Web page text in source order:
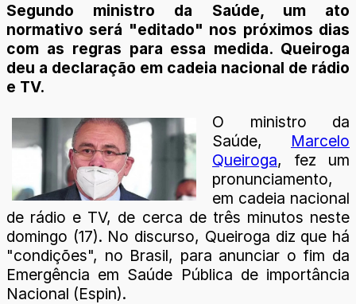
Segundo ministro da Saúde, um ato
normativo será "editado" nos próximos dias
com as regras para essa medida. Queiroga
deu a declaração em cadeia nacional de rádio
e TV.
O ministro da
Saúde, Marcelo
Queiroga, fez um
pronunciamento,
em cadeia nacional
de rádio e TV, de cerca de três minutos neste
domingo (17). No discurso, Queiroga diz que há
"condições", no Brasil, para anunciar o fim da
Emergência em Saúde Pública de importância
Nacional (Espin).